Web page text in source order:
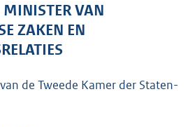
e
b
MINISTER VAN
ZAKEN EN
de Tweede Kamer der Staten-